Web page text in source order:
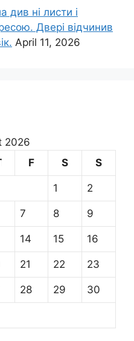
ні листи і
Двері відчинив
April 11, 2026
2026
F S S
1 2
7 8 9
14 15 16
21 22 23
28 29 30